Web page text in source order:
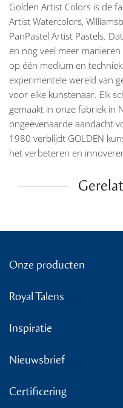
Golden Artist Colors is de
Artist Watercolors,
PanPastel Artist Pastels.
en nog veel meer
op één medium en
experimentele wereld van
voor elke kunstenaar. Elk
gemaakt in onze fabriek in
ongeëvenaarde aandacht
1980 verblijdt GOLDEN
het verbeteren en
Onze producten
Royal Talens
Inspiratie
Nieuwsbrief
Certificering